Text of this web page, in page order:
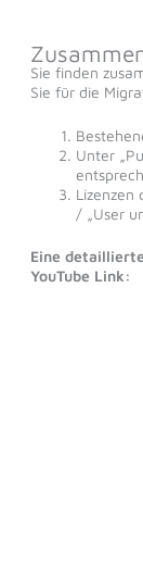
Sie finden
Sie für die
Unter
Lizenzen
/ „User
Eine
YouTube Link: